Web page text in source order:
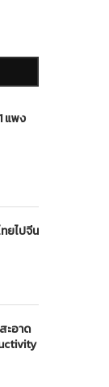
แพง
ยไปจีน
ะอาด